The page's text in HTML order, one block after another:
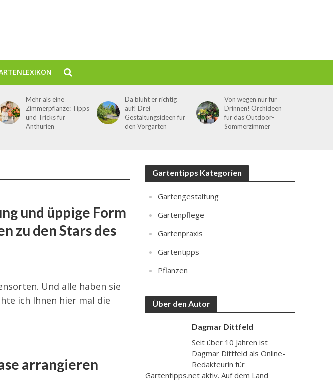
Mehr als eine
Zimmerpflanze: Tipps
und Tricks für
Anthurien
Da blüht er richtig
auf! Drei
Gestaltungsideen für
den Vorgarten
Von wegen nur für
Drinnen! Orchideen
für das Outdoor-
Sommerzimmer
und üppige Form
zu den Stars des
Und alle haben sie
ich Ihnen hier mal die
arrangieren
Gartentipps Kategorien
Gartengestaltung
Gartenpflege
Gartenpraxis
Gartentipps
Pflanzen
Über den Autor
Dagmar Dittfeld
Seit über 10 Jahren ist
Dagmar Dittfeld als Online-
Redakteurin für
Gartentipps.net aktiv. Auf dem Land